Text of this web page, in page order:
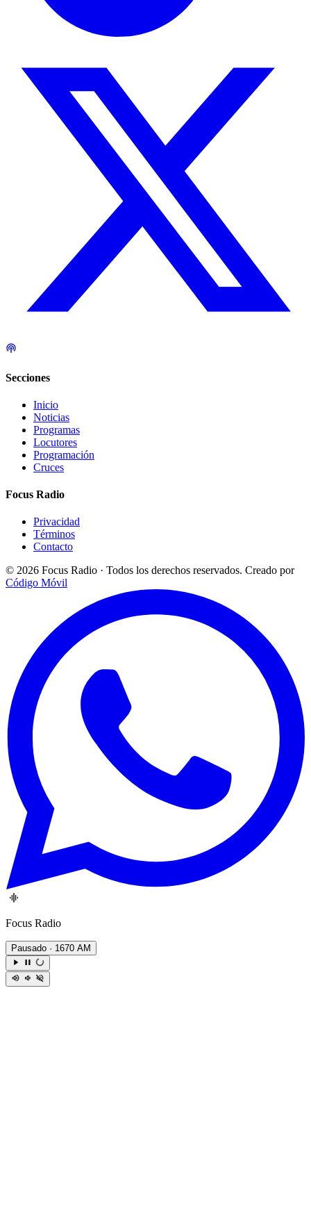
Secciones
Inicio
Noticias
Programas
Locutores
Programación
Cruces
Focus Radio
Privacidad
Términos
Contacto
© 2026 Focus Radio · Todos los derechos reservados. Creado por
Código Móvil
Focus Radio
Pausado · 1670 AM